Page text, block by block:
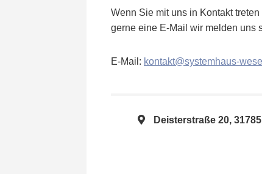
Wenn Sie mit uns in Kontakt
gerne eine E-Mail wir melden uns
E-Mail: kontakt@systemhaus-
Deisterstraße 20,